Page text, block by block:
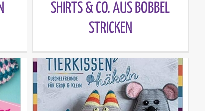
SHIRTS & CO. AUS BOBBEL
STRICKEN